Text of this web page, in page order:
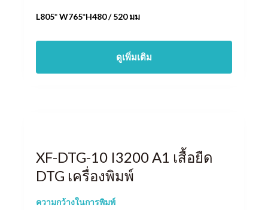
L805* W765*H480 / 520 มม
ดูเพิ่มเติม
XF-DTG-10 I3200 A1 เสื้อยืด
DTG เครื่องพิมพ์
ความกว้างในการพิมพ์